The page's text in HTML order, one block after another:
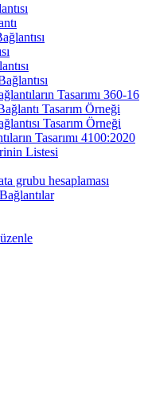
Tasarımı 360-16
Tasarım Örneği
Tasarım Örneği
Tasarımı 4100:2020
Listesi
grubu hesaplaması